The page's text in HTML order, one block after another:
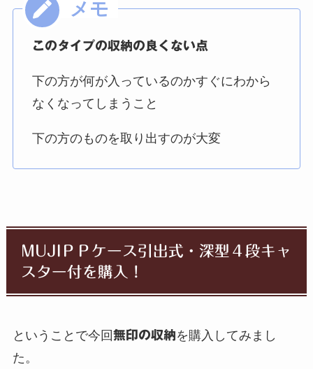
このタイプの収納の良くない点
下の方が何が入っているのかすぐにわから
なくなってしまうこと
下の方のものを取り出すのが大変
MUJIＰＰケース引出式・深型４段キャ
スター付を購入！
ということで今回無印の収納を購入してみまし
た。